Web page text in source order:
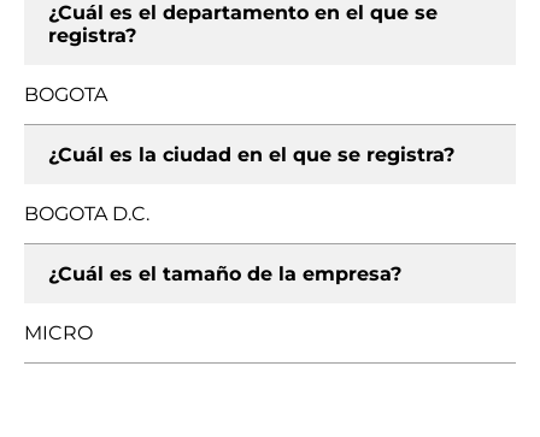
¿Cuál es el departamento en el que se
registra?
BOGOTA
¿Cuál es la ciudad en el que se registra?
BOGOTA D.C.
¿Cuál es el tamaño de la empresa?
MICRO